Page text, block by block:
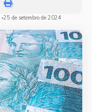
25 de setembro de 2024